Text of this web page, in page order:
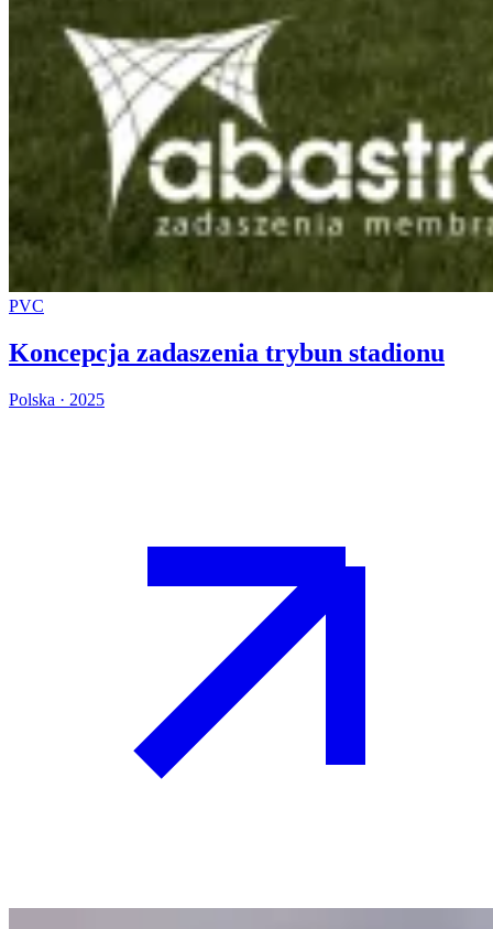
PVC
Koncepcja zadaszenia trybun stadionu
Polska · 2025